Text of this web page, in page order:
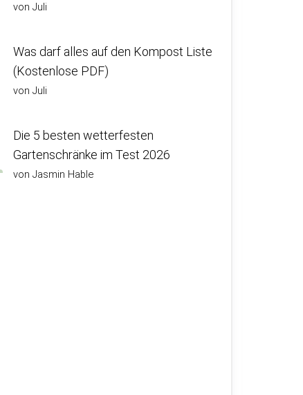
von Juli
Was darf alles auf den Kompost Liste
(Kostenlose PDF)
von Juli
Die 5 besten wetterfesten
Gartenschränke im Test 2026
von Jasmin Hable